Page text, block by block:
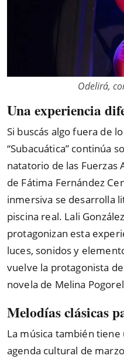
Odelirá,
Una experiencia
Si buscás algo fuera de
“Subacuática” continúa
natatorio de las Fuerzas
de Fátima Fernández
inmersiva se desarrolla
piscina real. Lali
protagonizan esta
luces, sonidos y
vuelve la protagonista
novela de Melina
Melodías clásicas
La música también
agenda cultural de